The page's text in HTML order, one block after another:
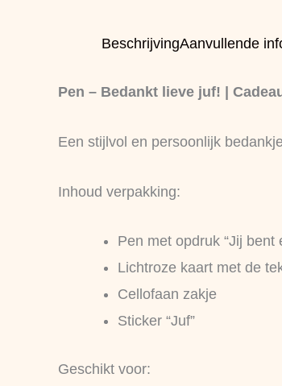
BeschrijvingAanvullende
Pen – Bedankt lieve juf! |
Een stijlvol en persoonlijk
Inhoud verpakking:
Pen met opdruk “Jij bent
Lichtroze kaart met de
Cellofaan zakje
Sticker “Juf”
Geschikt voor: